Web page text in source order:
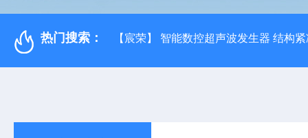
热门搜索： 【宸荣】 智能数控超声波发生器 结构